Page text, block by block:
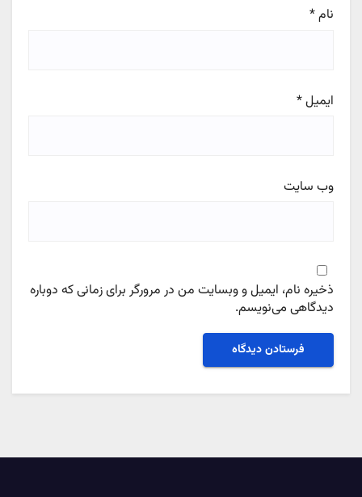
نام*
ایمیل*
وب‌ سایت
ذخیره نام، ایمیل و وبسایت من در مرورگر برای زمانی که دوباره
دیدگاهی می‌نویسم.